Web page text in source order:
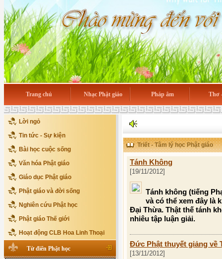
Trang chủ Nhạc Phật giáo Pháp âm Thơ
Lời ngỏ
Tin tức - Sự kiện
Bài học cuộc sống
Văn hóa Phật giáo
Giáo dục Phật giáo
Phật giáo và đời sống
Nghiên cứu Phật học
Phật giáo Thế giới
Hoạt động CLB Hoa Linh Thoại
Từ điển Phật học
Triết - Tâm lý học Phật giáo
Tánh Không
[19/11/2012]
Tánh không (tiếng
và có thể xem đây là
Đại Thừa. Thật thế tánh
nhiêu tập luận giải.
Đức Phật thuyết giảng về
[13/11/2012]